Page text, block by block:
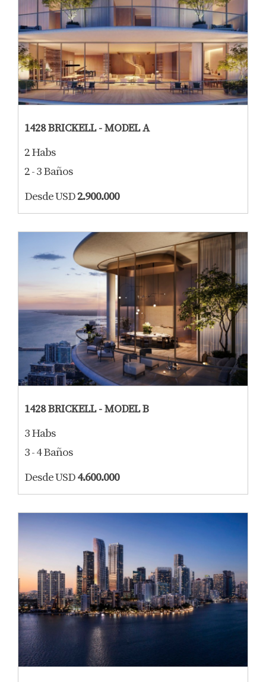
1428 BRICKELL - MODEL A
2 Habs
2 - 3 Baños
Desde USD2.900.000
1428 BRICKELL - MODEL B
3 Habs
3 - 4 Baños
Desde USD4.600.000